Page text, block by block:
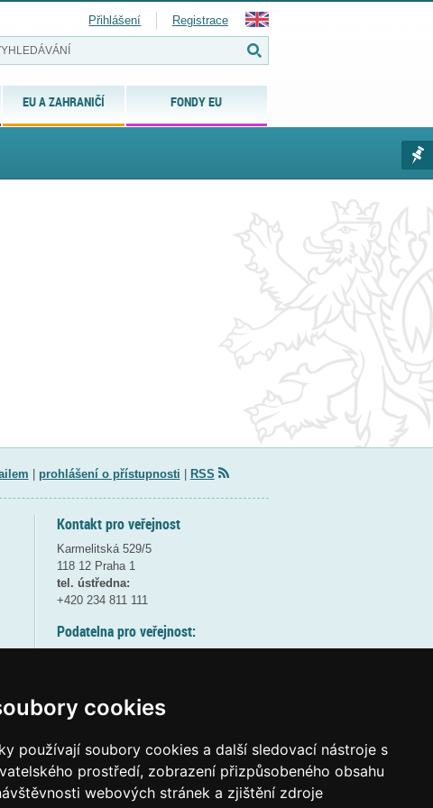
cookies
používají soubory cookies a další sledovací nástroje s
prostředí, zobrazení přizpůsobeného obsahu
webových stránek a zjištění zdroje
EU A ZAHRANIČÍ FONDY EU
Přihlášení Registrace
prohlášení o přístupnosti RSS
Kontakt pro veřejnost
Karmelitská 529/5
118 12 Praha 1
tel. ústředna:
+420 234 811 111
Podatelna pro veřejnost:
(více informací
Elektronická podatelna:
posta@msmtgov cz